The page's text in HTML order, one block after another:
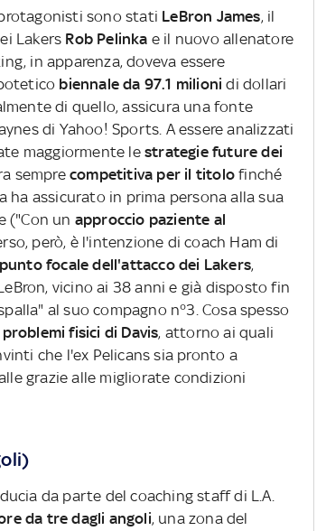
sono stati LeBron James, il
Lakers Rob Pelinka e il nuovo allenatore
in apparenza, doveva essere
biennale da 97.1 milioni di dollari
di quello, assicura una fonte
di Yahoo! Sports. A essere analizzati
maggiormente le strategie future dei
semprecompetitiva per il titolofinché
ha assicurato in prima persona alla sua
("Con un approccio paziente al
però, è l'intenzione di coach Ham di
focale dell'attacco dei Lakers,
vicino ai 38 anni e già disposto fin
al suo compagno n°3. Cosa spesso
fisici di Davis, attorno ai quali
che l'ex Pelicans sia pronto a
grazie alle migliorate condizioni
da parte del coaching staff di L.A.
da tre dagli angoli, una zona del